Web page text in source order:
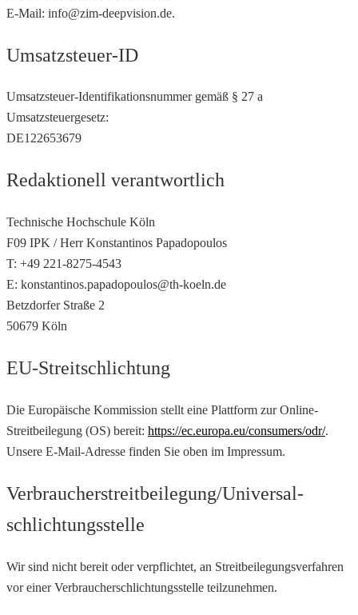
E-Mail: info@zim-deepvision.de.
Umsatzsteuer-ID
Umsatzsteuer-Identifikationsnummer gemäß § 27 a
Umsatzsteuergesetz:
DE122653679
Redaktionell verantwortlich
Technische Hochschule Köln
F09 IPK / Herr Konstantinos Papadopoulos
T: +49 221-8275-4543
E: konstantinos.papadopoulos@th-koeln.de
Betzdorfer Straße 2
50679 Köln
EU-Streitschlichtung
Die Europäische Kommission stellt eine Plattform zur Online-
Streitbeilegung (OS) bereit: https://ec.europa.eu/consumers/odr/.
Unsere E-Mail-Adresse finden Sie oben im Impressum.
Verbraucher­streit­beilegung/Universal­
schlichtungs­stelle
Wir sind nicht bereit oder verpflichtet, an Streitbeilegungsverfahren
vor einer Verbraucherschlichtungsstelle teilzunehmen.